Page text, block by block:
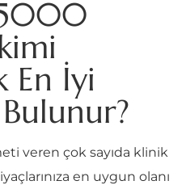
En İyi
veren çok sayıda klinik
en uygun olanı